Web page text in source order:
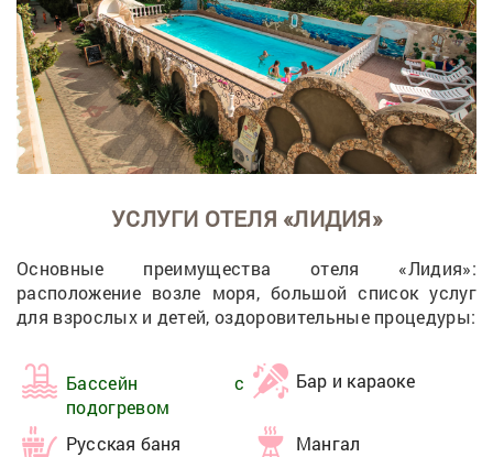
УСЛУГИ ОТЕЛЯ «ЛИДИЯ»
Основные преимущества отеля «Лидия»:
расположение возле моря, большой список услуг
для взрослых и детей, оздоровительные процедуры:
Бассейн с
подогревом
Бар и караоке
Русская баня
Мангал